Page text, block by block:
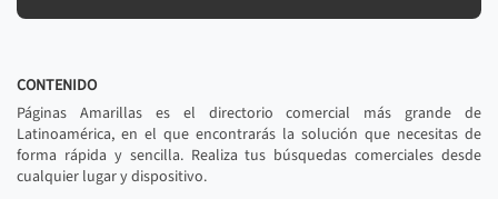
CONTENIDO
Páginas Amarillas es el directorio comercial más grande de
Latinoamérica, en el que encontrarás la solución que necesitas de
forma rápida y sencilla. Realiza tus búsquedas comerciales desde
cualquier lugar y dispositivo.